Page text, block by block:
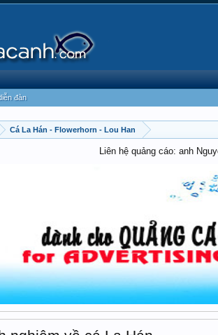
Cá La Hán - Flowerhorn - Lou Han
Liên hệ quảng cáo: anh
đàn